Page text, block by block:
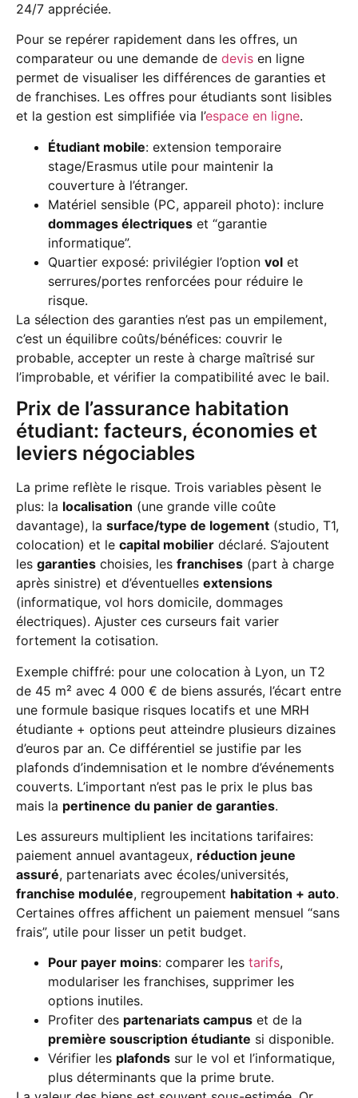
24/7 appréciée.
Pour se repérer rapidement dans les offres, un
comparateur ou une demande de devis en ligne
permet de visualiser les différences de garanties et
de franchises. Les offres pour étudiants sont lisibles
et la gestion est simplifiée via l’espace en ligne.
Étudiant mobile: extension temporaire
stage/Erasmus utile pour maintenir la
couverture à l’étranger.
Matériel sensible (PC, appareil photo): inclure
dommages électriques et “garantie
informatique”.
Quartier exposé: privilégier l’option vol et
serrures/portes renforcées pour réduire le
risque.
La sélection des garanties n’est pas un empilement,
c’est un équilibre coûts/bénéfices: couvrir le
probable, accepter un reste à charge maîtrisé sur
l’improbable, et vérifier la compatibilité avec le bail.
Prix de l’assurance habitation
étudiant: facteurs, économies et
leviers négociables
La prime reflète le risque. Trois variables pèsent le
plus: la localisation (une grande ville coûte
davantage), la surface/type de logement (studio, T1,
colocation) et le capital mobilier déclaré. S’ajoutent
les garanties choisies, les franchises (part à charge
après sinistre) et d’éventuelles extensions
(informatique, vol hors domicile, dommages
électriques). Ajuster ces curseurs fait varier
fortement la cotisation.
Exemple chiffré: pour une colocation à Lyon, un T2
de 45 m² avec 4 000 € de biens assurés, l’écart entre
une formule basique risques locatifs et une MRH
étudiante + options peut atteindre plusieurs dizaines
d’euros par an. Ce différentiel se justifie par les
plafonds d’indemnisation et le nombre d’événements
couverts. L’important n’est pas le prix le plus bas
mais la pertinence du panier de garanties.
Les assureurs multiplient les incitations tarifaires:
paiement annuel avantageux, réduction jeune
assuré, partenariats avec écoles/universités,
franchise modulée, regroupement habitation + auto.
Certaines offres affichent un paiement mensuel “sans
frais”, utile pour lisser un petit budget.
Pour payer moins: comparer les tarifs,
modulariser les franchises, supprimer les
options inutiles.
Profiter des partenariats campus et de la
première souscription étudiante si disponible.
Vérifier les plafonds sur le vol et l’informatique,
plus déterminants que la prime brute.